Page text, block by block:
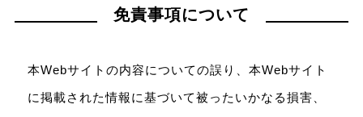
免責事項について
本Webサイトの内容についての誤り、本Webサイト
に掲載された情報に基づいて被ったいかなる損害、